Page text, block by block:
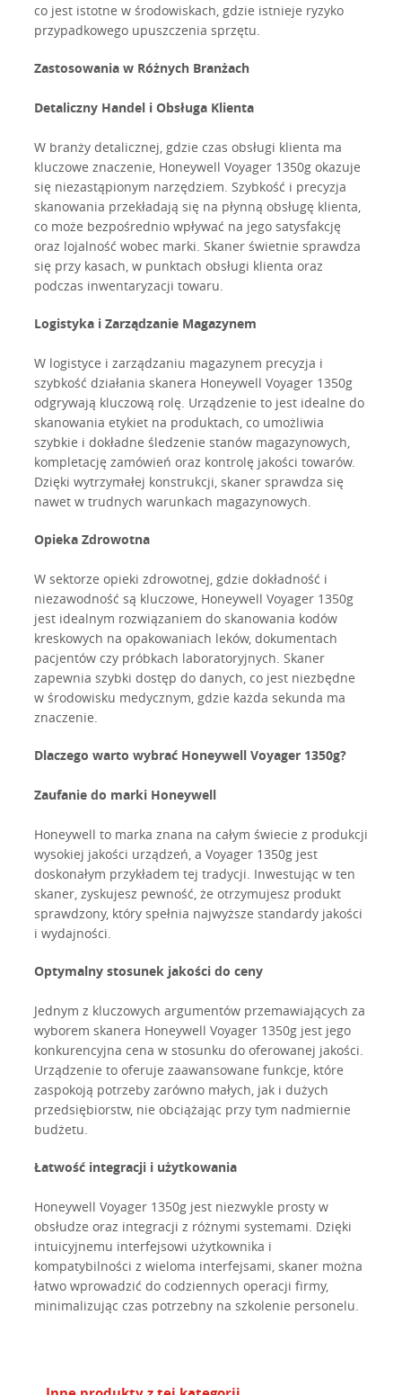
co jest istotne w środowiskach, gdzie istnieje ryzyko
przypadkowego upuszczenia sprzętu.
Zastosowania w Różnych Branżach
Detaliczny Handel i Obsługa Klienta
W branży detalicznej, gdzie czas obsługi klienta ma
kluczowe znaczenie, Honeywell Voyager 1350g okazuje
się niezastąpionym narzędziem. Szybkość i precyzja
skanowania przekładają się na płynną obsługę klienta,
co może bezpośrednio wpływać na jego satysfakcję
oraz lojalność wobec marki. Skaner świetnie sprawdza
się przy kasach, w punktach obsługi klienta oraz
podczas inwentaryzacji towaru.
Logistyka i Zarządzanie Magazynem
W logistyce i zarządzaniu magazynem precyzja i
szybkość działania skanera Honeywell Voyager 1350g
odgrywają kluczową rolę. Urządzenie to jest idealne do
skanowania etykiet na produktach, co umożliwia
szybkie i dokładne śledzenie stanów magazynowych,
kompletację zamówień oraz kontrolę jakości towarów.
Dzięki wytrzymałej konstrukcji, skaner sprawdza się
nawet w trudnych warunkach magazynowych.
Opieka Zdrowotna
W sektorze opieki zdrowotnej, gdzie dokładność i
niezawodność są kluczowe, Honeywell Voyager 1350g
jest idealnym rozwiązaniem do skanowania kodów
kreskowych na opakowaniach leków, dokumentach
pacjentów czy próbkach laboratoryjnych. Skaner
zapewnia szybki dostęp do danych, co jest niezbędne
w środowisku medycznym, gdzie każda sekunda ma
znaczenie.
Dlaczego warto wybrać Honeywell Voyager 1350g?
Zaufanie do marki Honeywell
Honeywell to marka znana na całym świecie z produkcji
wysokiej jakości urządzeń, a Voyager 1350g jest
doskonałym przykładem tej tradycji. Inwestując w ten
skaner, zyskujesz pewność, że otrzymujesz produkt
sprawdzony, który spełnia najwyższe standardy jakości
i wydajności.
Optymalny stosunek jakości do ceny
Jednym z kluczowych argumentów przemawiających za
wyborem skanera Honeywell Voyager 1350g jest jego
konkurencyjna cena w stosunku do oferowanej jakości.
Urządzenie to oferuje zaawansowane funkcje, które
zaspokoją potrzeby zarówno małych, jak i dużych
przedsiębiorstw, nie obciążając przy tym nadmiernie
budżetu.
Łatwość integracji i użytkowania
Honeywell Voyager 1350g jest niezwykle prosty w
obsłudze oraz integracji z różnymi systemami. Dzięki
intuicyjnemu interfejsowi użytkownika i
kompatybilności z wieloma interfejsami, skaner można
łatwo wprowadzić do codziennych operacji firmy,
minimalizując czas potrzebny na szkolenie personelu.